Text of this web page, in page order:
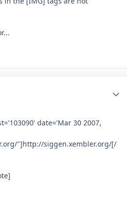
date='Mar 30 2007,
"]http://siggen.xembler.org/[/